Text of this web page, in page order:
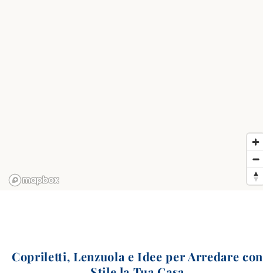
Copriletti, Lenzuola e Idee per Arredare con